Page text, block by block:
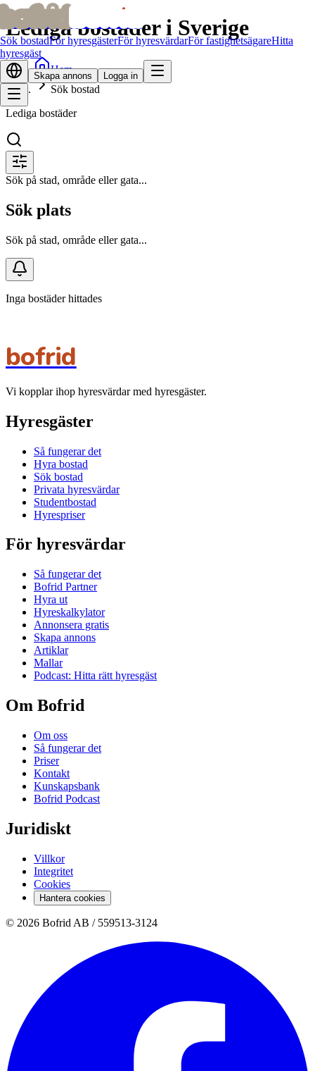
bofridbofrid
Sök bostadFör hyresgästerFör hyresvärdarFör fastighetsägareHitta
hyresgäst
Skapa annons Logga in
Lediga bostäder i Sverige
Hem
Sök bostad
Lediga bostäder
Sök på stad, område eller gata...
Sök plats
Sök på stad, område eller gata...
Inga bostäder hittades
bofrid
Vi kopplar ihop hyresvärdar med hyresgäster.
Hyresgäster
Så fungerar det
Hyra bostad
Sök bostad
Privata hyresvärdar
Studentbostad
Hyrespriser
För hyresvärdar
Så fungerar det
Bofrid Partner
Hyra ut
Hyreskalkylator
Annonsera gratis
Skapa annons
Artiklar
Mallar
Podcast: Hitta rätt hyresgäst
Om Bofrid
Om oss
Så fungerar det
Priser
Kontakt
Kunskapsbank
Bofrid Podcast
Juridiskt
Villkor
Integritet
Cookies
Hantera cookies
© 2026 Bofrid AB / 559513-3124